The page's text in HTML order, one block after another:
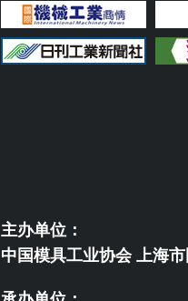
主办单位：
中国模具工业协会 上海